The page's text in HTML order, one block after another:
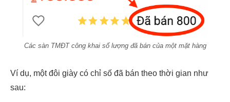
Các sàn TMĐT công khai số lượng đã bán của một mặt hàng
Ví dụ, một đôi giày có chỉ số đã bán theo thời gian như
sau: